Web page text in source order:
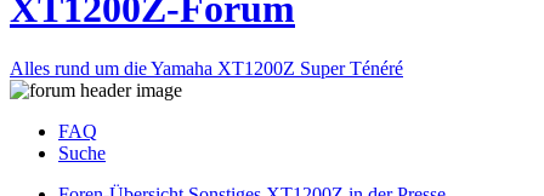
XT1200Z-Forum
Alles rund um die Yamaha XT1200Z Super Ténéré
FAQ
Suche